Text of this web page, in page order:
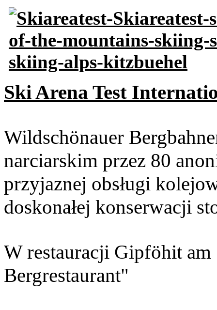
Ski Arena Test
Wildschönauer
narciarskim przez 80
przyjaznej obsługi
doskonałej konserwacji
W restauracji Gipföhit am
Bergrestaurant"